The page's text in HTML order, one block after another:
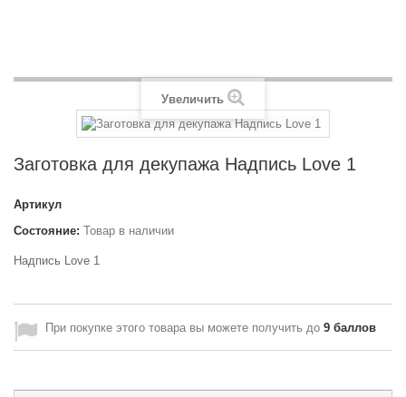
Увеличить
Заготовка для декупажа Надпись Love 1
Артикул
Состояние: Товар в наличии
Надпись Love 1
При покупке этого товара вы можете получить до 9 баллов